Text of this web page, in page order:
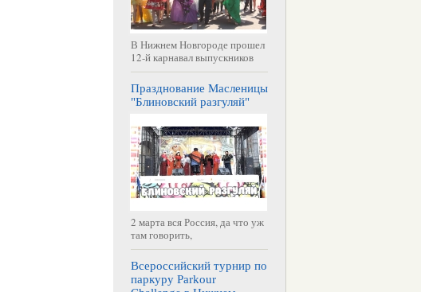
В Нижнем Новгороде прошел
12-й карнавал выпускников
Празднование Масленицы
"Блиновский разгуляй"
2 марта вся Россия, да что уж
там говорить,
Всероссийский турнир по
паркуру Parkour